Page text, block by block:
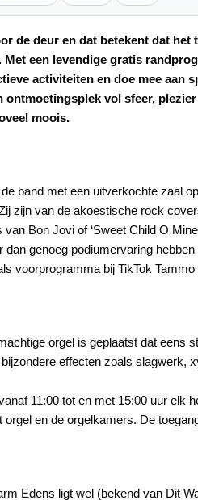
de deur en dat betekent dat
een levendige gratis
activiteiten en doe mee aan
vol sfeer,
moois.
band met een uitverkochte zaal
zijn van de akoestische rock
Bon Jovi of ‘Sweet Child O
genoeg podiumervaring
voorprogramma bij TikTok Tammo
orgel is geplaatst dat eens
effecten zoals
11:00 tot en met 15:00 uur
en de orgelkamers. De
Edens ligt wel (bekend van Dit